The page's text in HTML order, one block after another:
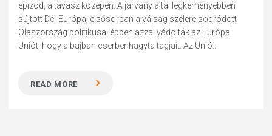
epizód, a tavasz közepén. A járvány által legkeményebben
sújtott Dél-Európa, elsősorban a válság szélére sodródott
Olaszország politikusai éppen azzal vádolták az Európai
Uniót, hogy a bajban cserbenhagyta tagjait. Az Unió...
READ MORE